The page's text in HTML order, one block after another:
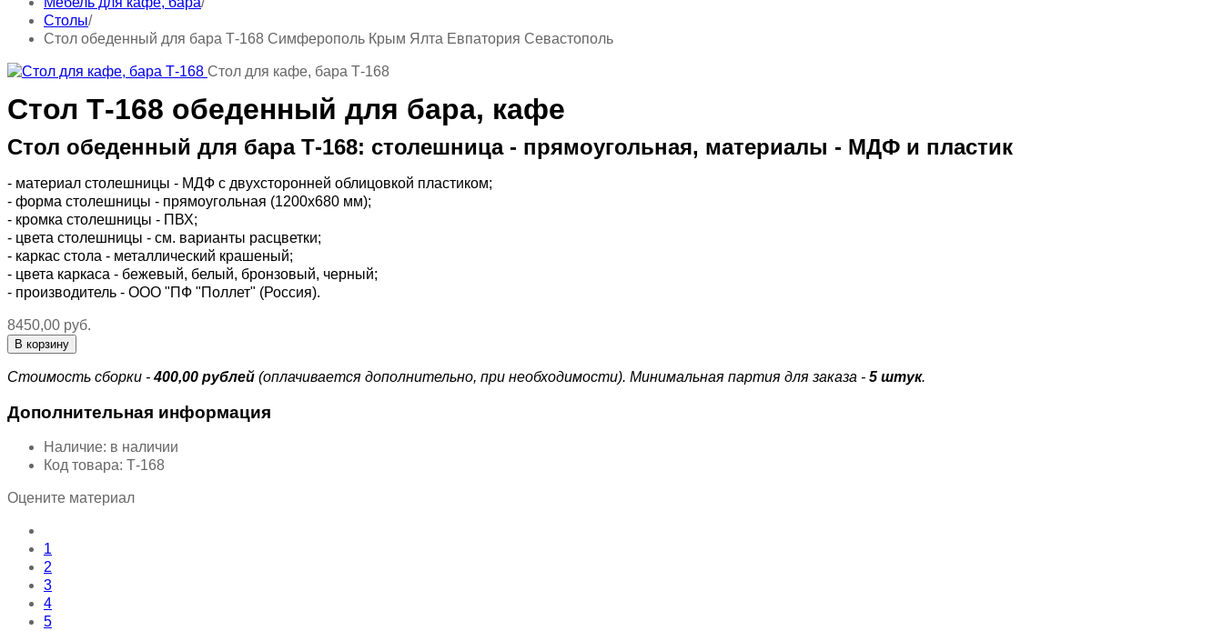
Столы/
Стол обеденный для бара Т-168 Симферополь Крым Ялта Евпатория Севастополь
Стол для кафе, бара Т-168
Стол Т-168 обеденный для бара, кафе
Стол обеденный для бара Т-168: столешница - прямоугольная, материалы - МДФ и пластик
- материал столешницы - МДФ с двухсторонней облицовкой пластиком;
- форма столешницы - прямоугольная (1200х680 мм);
- кромка столешницы - ПВХ;
- цвета столешницы - см. варианты расцветки;
- каркас стола - металлический крашеный;
- цвета каркаса - бежевый, белый, бронзовый, черный;
- производитель - ООО "ПФ "Поллет" (Россия).
8450,00 руб.
Стоимость сборки -400,00 рублей (оплачивается дополнительно, при необходимости). Минимальная партия для заказа - 5 штук.
Дополнительная информация
Наличие: в наличии
Код товара: Т-168
Оцените материал
1
2
3
4
5